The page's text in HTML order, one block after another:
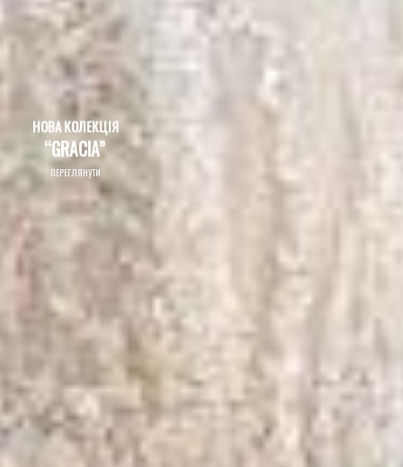
НОВА КОЛЕКЦІЯ
“GRACIA”
ПЕРЕГЛЯНУТИ